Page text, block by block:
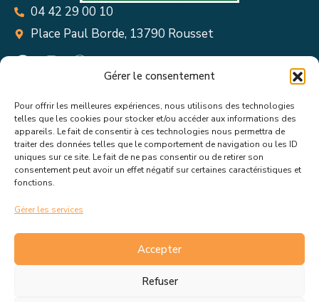
Gérer le consentement
Pour offrir les meilleures expériences, nous utilisons des technologies
telles que les cookies pour stocker et/ou accéder aux informations des
appareils. Le fait de consentir à ces technologies nous permettra de
traiter des données telles que le comportement de navigation ou les ID
uniques sur ce site. Le fait de ne pas consentir ou de retirer son
consentement peut avoir un effet négatif sur certaines caractéristiques et
fonctions.
Gérer les services
Accepter
Refuser
04 42 29 00 10
Place Paul Borde, 13790 Rousset
Suivez toutes les informations &
actualités de votre ville !
mairie de Rousset. En savoir plus sur la gestion de mes